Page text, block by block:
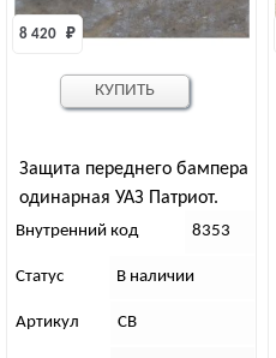
Защита переднего бампера
одинарная УАЗ Патриот.
Дорестайлинг
8 420 ₽
Внутренний код 8353
Статус В наличии
Артикул СВ
КУПИТЬ